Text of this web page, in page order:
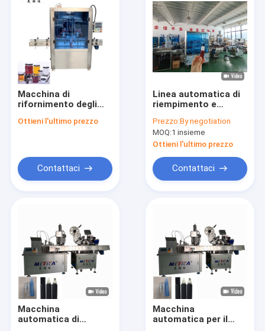
Macchina di
rifornimento degli
dell'attrezzatura 4
Ottieni l'ultimo prezzo
Contattaci
Linea automatica di
riempimento e
bottiglie per liquidi
orali a monoblocco
Prezzo:By negotiation
MOQ:1 insieme
Ottieni l'ultimo prezzo
Contattaci
Macchina
automatica di
Macchina
automatica per il